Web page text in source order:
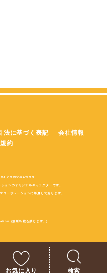
お気に入り 検索
法に基づく表記
会社情報
約
CORPORATION
ョンのオリジナルキャラクターです。
コーポレーションに帰属しております。
無断転載を禁じます。)